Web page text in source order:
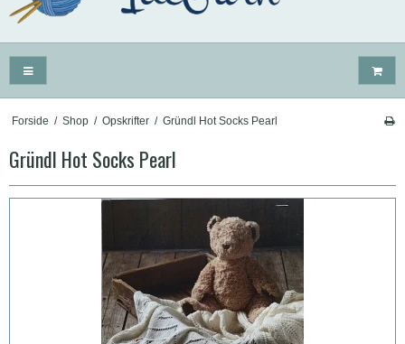
Forside / Shop / Opskrifter / Gründl Hot Socks Pearl
Gründl Hot Socks Pearl